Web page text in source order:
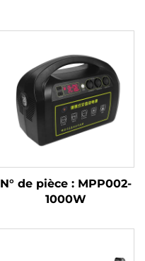
N° de pièce : MPP002-
1000W